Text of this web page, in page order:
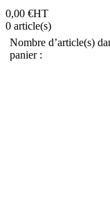
0,00 €HT
0 article(s)
Nombre d’article(s)
panier :